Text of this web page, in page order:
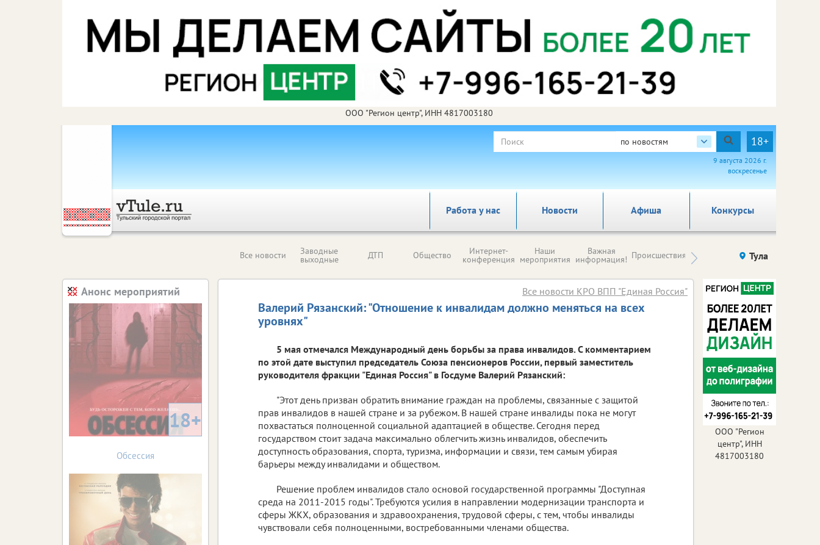
ООО "Регион центр", ИНН 4817003180
по новостям 18+
9 августа 2026 г.
воскресенье
Работа у нас Новости Афиша Конкурсы
Все новости Заводные
выходные ДТП Общество Интернет-
конференция
Наши
мероприятия
Важная
информация! Происшествия Здоровье компаний (на
Тула
Валерий Рязанский: "Отношение к инвалидам должно меняться на всех
уровнях"
Все новости КРО ВПП "Единая Россия"
5 мая отмечался Международный день борьбы за права инвалидов. С комментарием
по этой дате выступил председатель Союза пенсионеров России, первый заместитель
руководителя фракции "Единая Россия" в Госдуме Валерий Рязанский:
"Этот день призван обратить внимание граждан на проблемы, связанные с защитой
прав инвалидов в нашей стране и за рубежом. В нашей стране инвалиды пока не могут
похвастаться полноценной социальной адаптацией в обществе. Сегодня перед
государством стоит задача максимально облегчить жизнь инвалидов, обеспечить
доступность образования, спорта, туризма, информации и связи, тем самым убирая
барьеры между инвалидами и обществом.
Решение проблем инвалидов стало основой государственной программы "Доступная
среда на 2011-2015 годы". Требуются усилия в направлении модернизации транспорта и
сферы ЖКХ, образования и здравоохранения, трудовой сферы, с тем, чтобы инвалиды
чувствовали себя полноценными, востребованными членами общества.
Анонс мероприятий
18+
Обсессия
ООО "Регион
центр", ИНН
4817003180